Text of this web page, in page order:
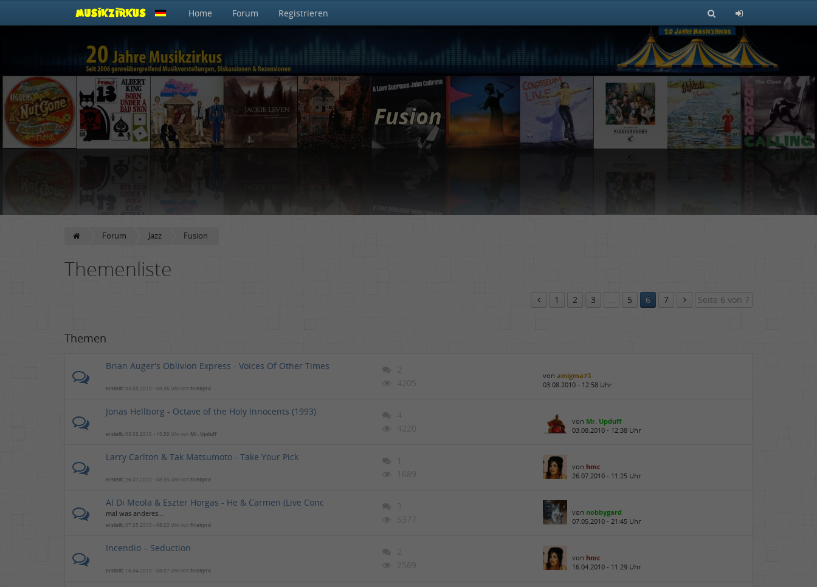
Home Forum Registrieren
Fusion
Forum Jazz Fusion
Themenliste
1 2 3 … 5 6 7 Seite 6 von 7
Themen
Brian Auger's Oblivion Express - Voices Of Other Times
erstellt: 03.08.2010 - 08:36 Uhr vonfirebyrd
vonainigma73
03.08.2010 - 12:58 Uhr
Jonas Hellborg - Octave of the Holy Innocents (1993)
erstellt: 03.08.2010 - 10:59 Uhr von Mr. Upduff
von Mr. Upduff
03.08.2010 - 12:38 Uhr
Larry Carlton & Tak Matsumoto - Take Your Pick
erstellt: 26.07.2010 - 08:35 Uhr vonfirebyrd
von hmc
26.07.2010 - 11:25 Uhr
Al Di Meola & Eszter Horgas - He & Carmen (Live Conc
mal was anderes...
erstellt: 07.05.2010 - 08:23 Uhr vonfirebyrd
von nobbygard
07.05.2010 - 21:45 Uhr
Incendio – Seduction
erstellt: 16.04.2010 - 08:07 Uhr vonfirebyrd
von hmc
16.04.2010 - 11:29 Uhr